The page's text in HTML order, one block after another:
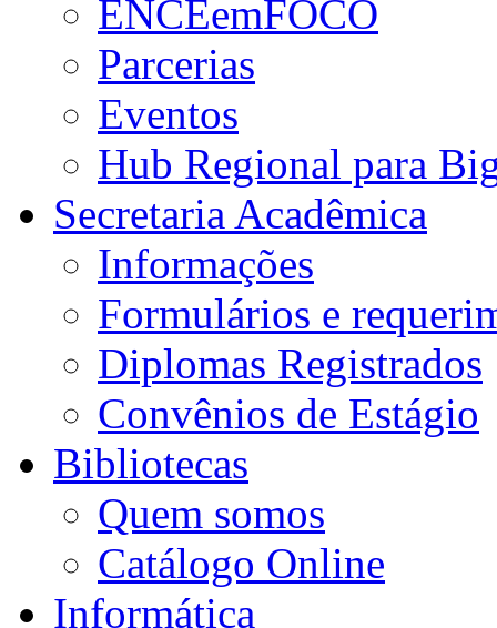
ENCEemFOCO
Parcerias
Eventos
Hub Regional para
Secretaria Acadêmica
Informações
Formulários e
Diplomas Registrados
Convênios de Estágio
Bibliotecas
Quem somos
Catálogo Online
Informática